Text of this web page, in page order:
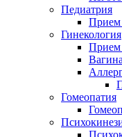
Педиатрия
Прием
Гинекология
Прием
Гомеопатия